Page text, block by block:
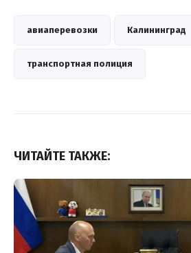
авиаперевозки Калининград
транспортная полиция
ЧИТАЙТЕ ТАКЖЕ: